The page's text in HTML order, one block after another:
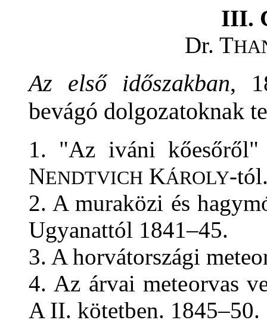
III.
Dr. T
Az első időszakban,
bevágó dolgozatoknak
1. "Az iváni
NENDTVICH KÁROLY-
2. A muraközi és
Ugyanattól 1841–45.
3. A horvátországi
4. Az árvai meteorvas
A II. kötetben. 1845–50.